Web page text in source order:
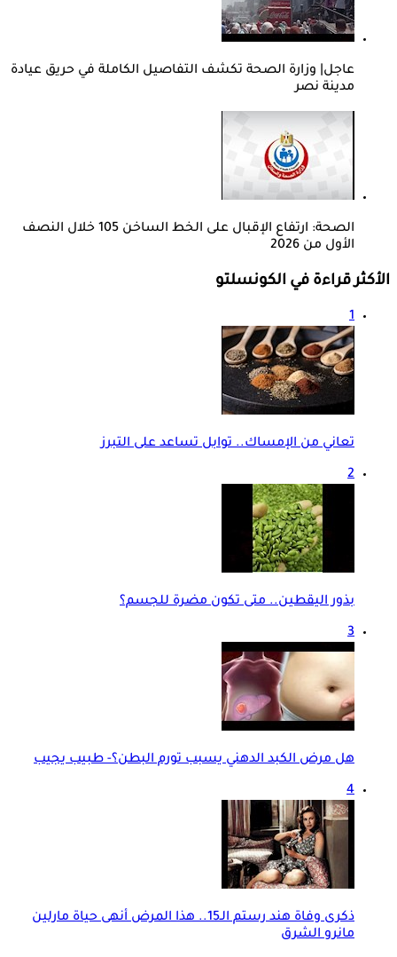
عاجل| وزارة الصحة تكشف التفاصيل الكاملة في حريق عيادة
مدينة نصر
الصحة: ارتفاع الإقبال على الخط الساخن 105 خلال النصف
الأول من 2026
الأكثر قراءة في الكونسلتو
1
تعاني من الإمساك.. توابل تساعد على التبرز
2
بذور اليقطين.. متى تكون مضرة للجسم؟
3
هل مرض الكبد الدهني يسبب تورم البطن؟- طبيب يجيب
4
ذكرى وفاة هند رستم الـ15.. هذا المرض أنهى حياة مارلين
مانرو الشرق